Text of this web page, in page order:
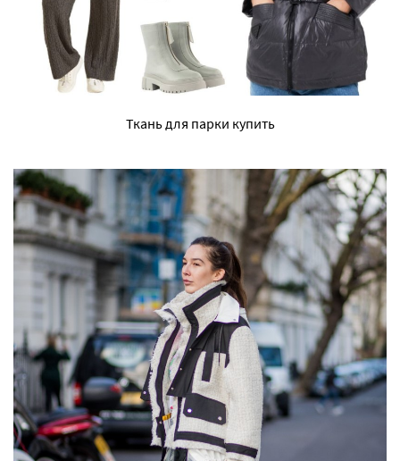
Ткань для парки купить